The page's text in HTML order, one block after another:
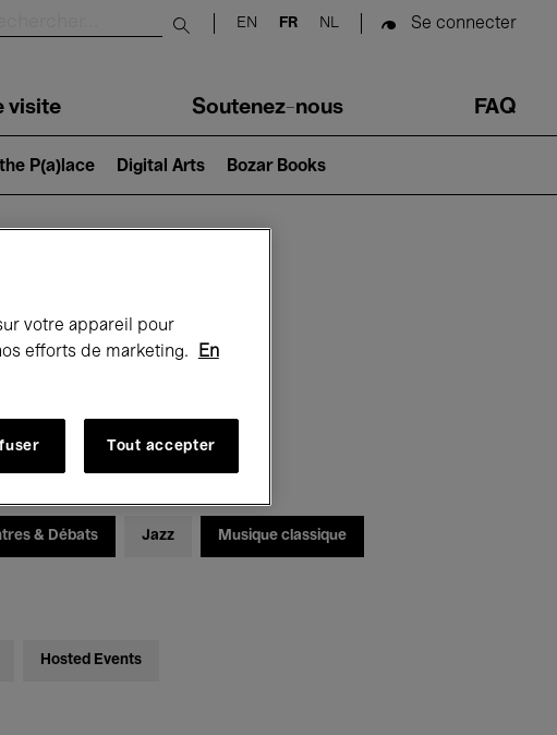
Submit search
EN FR NL Se connecter
visite Soutenez-nous FAQ
P(a)lace Digital Arts Bozar Books
& Débats Jazz Musique classique
Hosted Events
votre appareil pour
efforts de marketing.
En
Tout accepter